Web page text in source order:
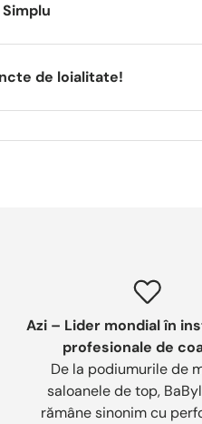
de loialitate!
Azi – Lider mondial în
profesionale de
De la podiumurile de
saloanele de top,
rămâne sinonim cu